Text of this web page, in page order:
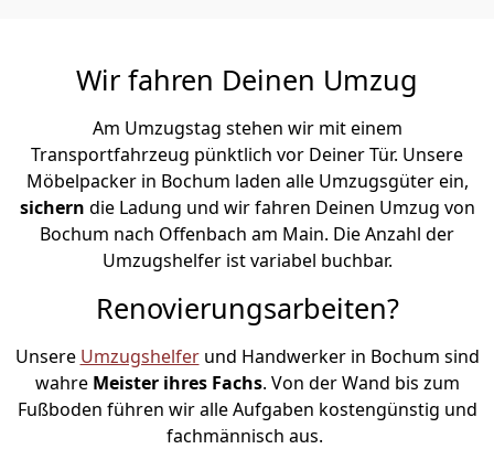
Wir fahren Deinen Umzug
Am Umzugstag stehen wir mit einem
Transportfahrzeug pünktlich vor Deiner Tür. Unsere
Möbelpacker in Bochum laden alle Umzugsgüter ein,
sichern die Ladung und wir fahren Deinen Umzug von
Bochum nach Offenbach am Main. Die Anzahl der
Umzugshelfer ist variabel buchbar.
Renovierungsarbeiten?
Unsere Umzugshelferund Handwerker in Bochum sind
wahre Meister ihres Fachs. Von der Wand bis zum
Fußboden führen wir alle Aufgaben kostengünstig und
fachmännisch aus.